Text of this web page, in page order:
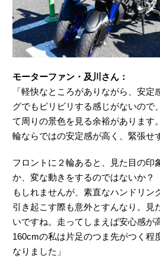
モーターファン・及川さん：
「軽快なところがありながら、安
グでもピリピリする感じがないので
て周りの景色を見る余裕があります
輪ならではの安定感が高く、緊張せ
フロントに２輪あると、見た目の
か、変な動きをするのではないか
もしれませんが、素直なハンドリン
引き起こす際も意外とすんなり。見
いですね。走ってしまえば安心感が
160cmの私は片足のつま先がつく程
なりました」